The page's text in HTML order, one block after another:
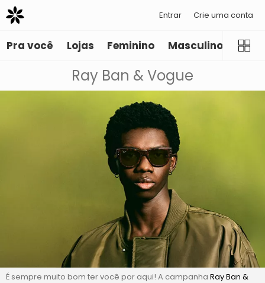
Entrar Crie uma conta
Pra você Lojas Feminino Masculino
Ray Ban & Vogue
É sempre muito bom ter você por aqui! A campanha Ray Ban &